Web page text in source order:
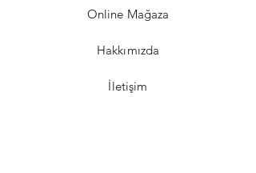
Online Mağaza
Hakkımızda
İletişim